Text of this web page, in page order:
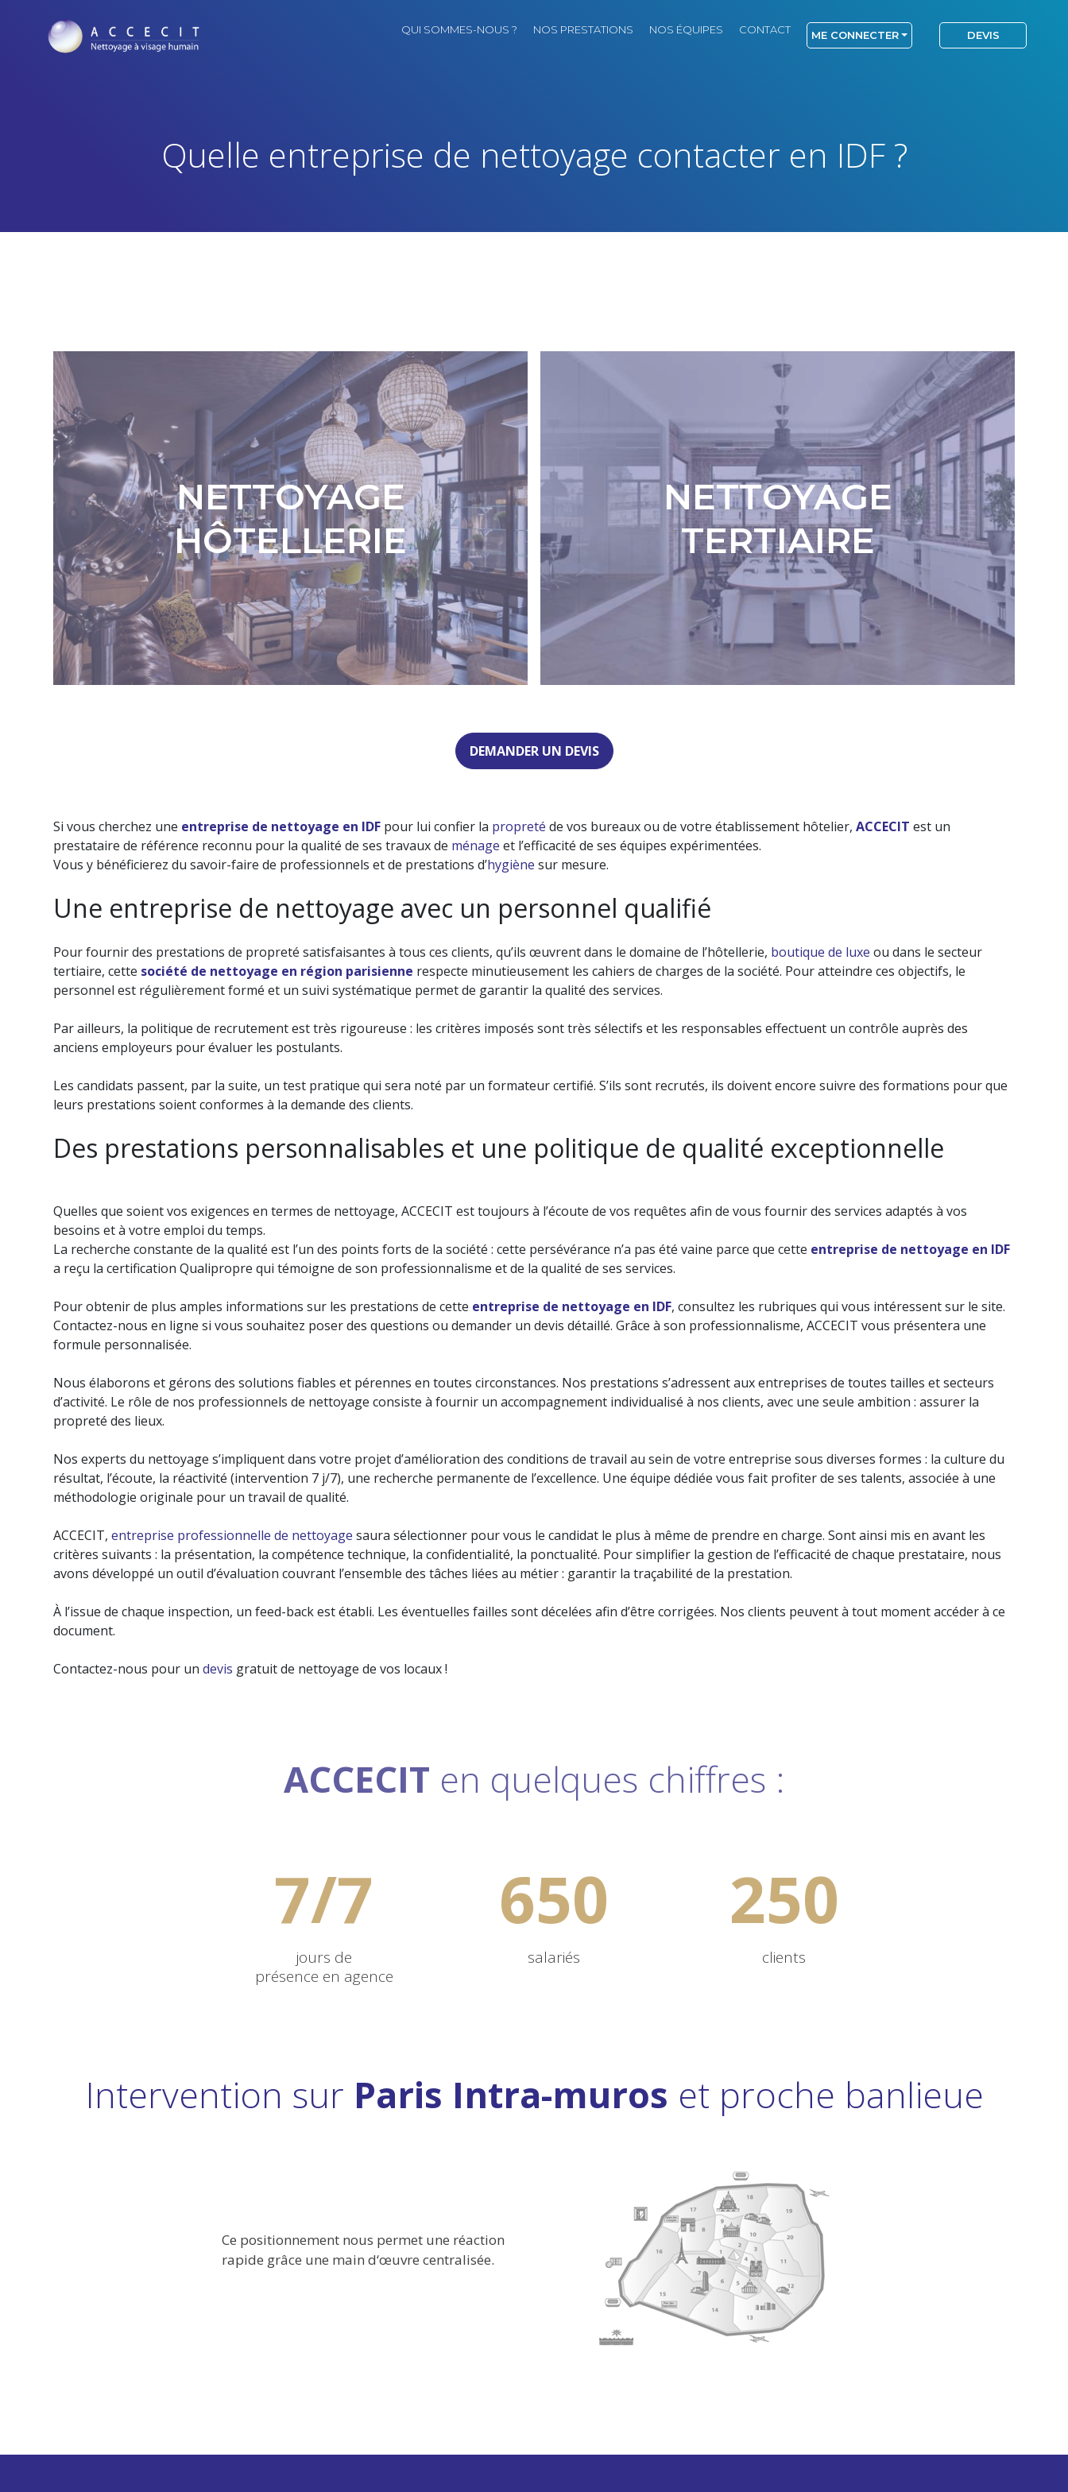
QUI SOMMES-NOUS ? NOS PRESTATIONS NOS ÉQUIPES CONTACT ME CONNECTER DEVIS
Quelle entreprise de nettoyage contacter en IDF ?
NETTOYAGE
HÔTELLERIE
NETTOYAGE DES CHAMBRE
NETTOYAGE DES PARTIES COMMUNES
NETTOYAGE DES PETITS DÉJEUNERS
LE SERVICE ROOM SERVICE
NETTOYAGE
TERTIAIRE
NETTOYAGE DE BUREAU
NETTOYAGE DES SURFACES VITRÉES
TRAVAUX SPÉCIAUX
LA GESTION DES DÉCHETS
DEMANDER UN DEVIS
Si vous cherchez une entreprise de nettoyage en IDF pour lui confier la propreté de vos bureaux ou de votre établissement hôtelier, ACCECIT est un
prestataire de référence reconnu pour la qualité de ses travaux de ménage et l’efficacité de ses équipes expérimentées.
Vous y bénéficierez du savoir-faire de professionnels et de prestations d’hygiène sur mesure.
Une entreprise de nettoyage avec un personnel qualifié
Pour fournir des prestations de propreté satisfaisantes à tous ces clients, qu’ils œuvrent dans le domaine de l’hôtellerie, boutique de luxe ou dans le secteur
tertiaire, cette société de nettoyage en région parisienne respecte minutieusement les cahiers de charges de la société. Pour atteindre ces objectifs, le
personnel est régulièrement formé et un suivi systématique permet de garantir la qualité des services.
Par ailleurs, la politique de recrutement est très rigoureuse : les critères imposés sont très sélectifs et les responsables effectuent un contrôle auprès des
anciens employeurs pour évaluer les postulants.
Les candidats passent, par la suite, un test pratique qui sera noté par un formateur certifié. S’ils sont recrutés, ils doivent encore suivre des formations pour que
leurs prestations soient conformes à la demande des clients.
Des prestations personnalisables et une politique de qualité exceptionnelle
Quelles que soient vos exigences en termes de nettoyage, ACCECIT est toujours à l’écoute de vos requêtes afin de vous fournir des services adaptés à vos
besoins et à votre emploi du temps.
La recherche constante de la qualité est l’un des points forts de la société : cette persévérance n’a pas été vaine parce que cette entreprise de nettoyage en IDF
a reçu la certification Qualipropre qui témoigne de son professionnalisme et de la qualité de ses services.
Pour obtenir de plus amples informations sur les prestations de cette entreprise de nettoyage en IDF, consultez les rubriques qui vous intéressent sur le site.
Contactez-nous en ligne si vous souhaitez poser des questions ou demander un devis détaillé. Grâce à son professionnalisme, ACCECIT vous présentera une
formule personnalisée.
Nous élaborons et gérons des solutions fiables et pérennes en toutes circonstances. Nos prestations s’adressent aux entreprises de toutes tailles et secteurs
d’activité. Le rôle de nos professionnels de nettoyage consiste à fournir un accompagnement individualisé à nos clients, avec une seule ambition : assurer la
propreté des lieux.
Nos experts du nettoyage s’impliquent dans votre projet d’amélioration des conditions de travail au sein de votre entreprise sous diverses formes : la culture du
résultat, l’écoute, la réactivité (intervention 7 j/7), une recherche permanente de l’excellence. Une équipe dédiée vous fait profiter de ses talents, associée à une
méthodologie originale pour un travail de qualité.
ACCECIT, entreprise professionnelle de nettoyage saura sélectionner pour vous le candidat le plus à même de prendre en charge. Sont ainsi mis en avant les
critères suivants : la présentation, la compétence technique, la confidentialité, la ponctualité. Pour simplifier la gestion de l’efficacité de chaque prestataire, nous
avons développé un outil d’évaluation couvrant l’ensemble des tâches liées au métier : garantir la traçabilité de la prestation.
À l’issue de chaque inspection, un feed-back est établi. Les éventuelles failles sont décelées afin d’être corrigées. Nos clients peuvent à tout moment accéder à ce
document.
Contactez-nous pour un devis gratuit de nettoyage de vos locaux !
ACCECIT en quelques chiffres :
7/7
jours de
présence en agence
650
salariés
250
clients
Intervention sur Paris Intra-muros et proche banlieue
Ce positionnement nous permet une réaction
rapide grâce une main d‘œuvre centralisée.